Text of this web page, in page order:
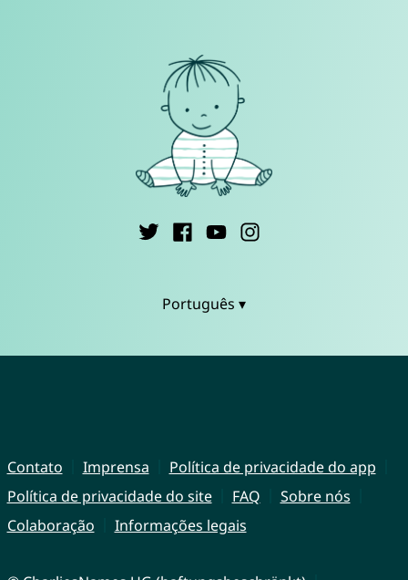
Português ▾
Contato Imprensa
Política de privacidade do app
Política de privacidade do site
FAQ
Sobre nós
Colaboração
Informações legais